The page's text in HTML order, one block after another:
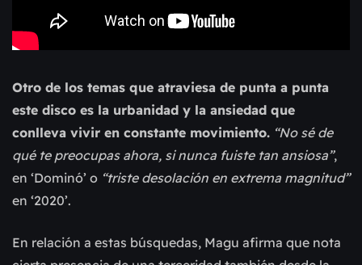
Otro de los temas que atraviesa de punta a punta
este disco es la urbanidad y la ansiedad que
conlleva vivir en constante movimiento. “No sé de
qué te preocupas ahora, si nunca fuiste tan ansiosa”,
en ‘Dominó’ o “triste desolación en extrema magnitud”
en ‘2020’.
En relación a estas búsquedas, Magu afirma que nota